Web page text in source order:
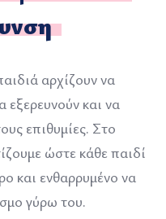
αρχίζουν να
εξερευνούν και να
επιθυμίες. Στο
ώστε κάθε παιδί
και ενθαρρυμένο να
γύρω του.